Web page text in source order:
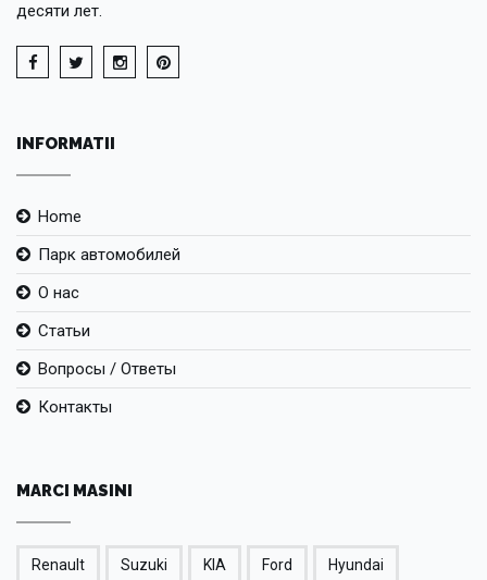
десяти лет.
INFORMATII
Home
Парк автомобилей
О нас
Статьи
Вопросы / Ответы
Контакты
MARCI MASINI
Renault Suzuki KIA Ford Hyundai